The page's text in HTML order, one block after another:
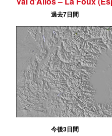
過去7日間
今後3日間